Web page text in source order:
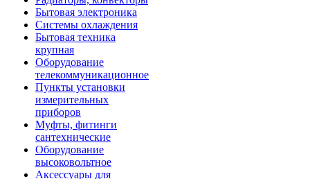
Бытовая электроника
Системы охлаждения
Бытовая техника
крупная
Оборудование
телекоммуникационное
Пункты установки
измерительных
приборов
Муфты, фитинги
сантехнические
Оборудование
высоковольтное
Аксессуары для